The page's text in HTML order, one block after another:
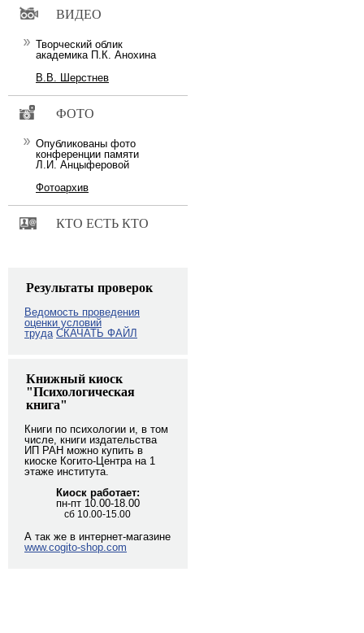
ВИДЕО
Творческий облик
академика П.К. Анохина
В.В. Шерстнев
ФОТО
Опубликованы фото
конференции памяти
Л.И. Анцыферовой
Фотоархив
КТО ЕСТЬ КТО
Результаты проверок
Ведомость проведения
оценки условий
труда СКАЧАТЬ ФАЙЛ
Книжный киоск
"Психологическая
книга"
Книги по психологии и, в том
числе, книги издательства
ИП РАН можно купить в
киоске Когито-Центра на 1
этаже института.
Киоск работает:
пн-пт 10.00-18.00
сб 10.00-15.00
А так же в интернет-магазине
www.cogito-shop.com